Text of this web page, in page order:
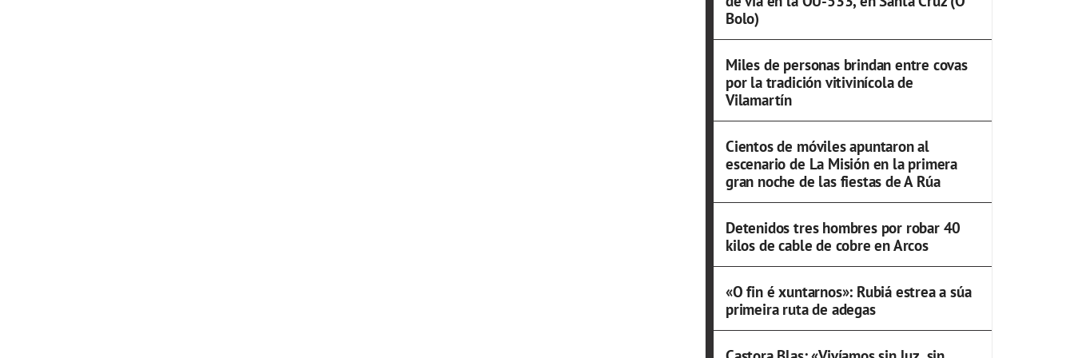
Bolo)
Miles de personas brindan entre covas
por la tradición vitivinícola de
Vilamartín
Cientos de móviles apuntaron al
escenario de La Misión en la primera
gran noche de las fiestas de A Rúa
Detenidos tres hombres por robar 40
kilos de cable de cobre en Arcos
«O fin é xuntarnos»: Rubiá estrea a súa
primeira ruta de adegas